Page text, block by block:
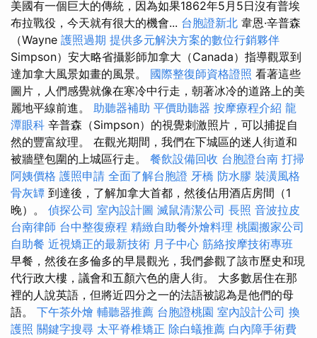
美國有一個巨大的傳統，因為如果1862年5月5日沒有普埃
布拉戰役，今天就有很大的機會... 台胞證新北 韋恩·辛普森
（Wayne 護照過期 提供多元解決方案的數位行銷夥伴
Simpson）安大略省攝影師加拿大（Canada）指導觀眾到
達加拿大風景如畫的風景。 國際整復師資格證照 看著這些
圖片，人們感覺就像在寒冷中行走，朝著冰冷的道路上的美
麗地平線前進。 助聽器補助 平價助聽器 按摩療程介紹 龍
潭眼科 辛普森（Simpson）的視覺刺激照片，可以捕捉自
然的豐富紋理。 在觀光期間，我們在下城區的迷人街道和
被牆壁包圍的上城區行走。 餐飲設備回收 台胞證台南 打掃
阿姨價格 護照申請 全面了解台胞證 牙橋 防水膠 裝潢風格
骨灰罈 到達後，了解加拿大首都，然後佔用酒店房間（1
晚）。 偵探公司 室內設計圖 滅鼠清潔公司 長照 音波拉皮
台南律師 台中整復療程 精緻自助餐外燴料理 桃園搬家公司
自助餐 近視矯正的最新技術 月子中心 筋絡按摩技術專班
早餐，然後在多倫多的早晨觀光，我們參觀了該市歷史和現
代行政大樓，議會和五顏六色的唐人街。 大多數居住在那
裡的人說英語，但將近四分之一的法語被認為是他們的母
語。 下午茶外燴 輔聽器推薦 台胞證桃園 室內設計公司 換
護照 關鍵字搜尋 太平脊椎矯正 除白蟻推薦 白內障手術費